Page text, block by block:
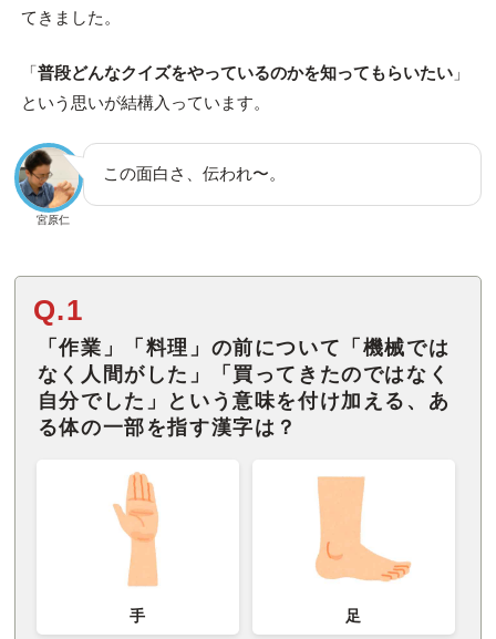
てきました。
「普段どんなクイズをやっているのかを知ってもらいたい」
という思いが結構入っています。
宮原仁
この面白さ、伝われ〜。
Q.1
「作業」「料理」の前について「機械では
なく人間がした」「買ってきたのではなく
自分でした」という意味を付け加える、あ
る体の一部を指す漢字は？
手 足